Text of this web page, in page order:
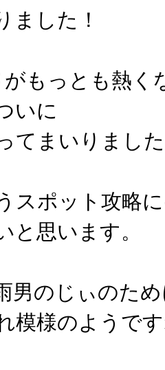
ました！
がもっとも熱く
いに
てまいりまし
スポット攻略
と思います。
男のじぃのた
模様のようで